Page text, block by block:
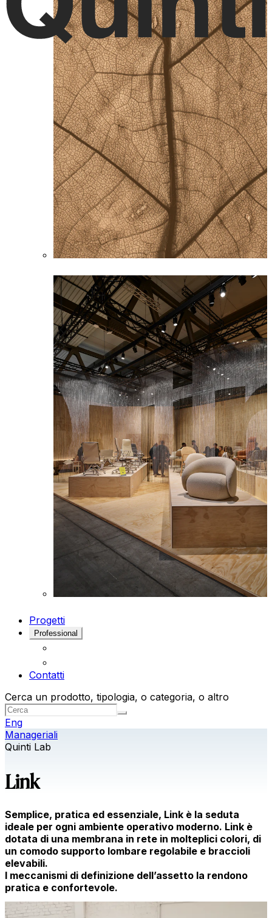
Progetti
Professional
Contatti
Cerca un prodotto, tipologia, o categoria, o altro
Eng
Manageriali
Quinti Lab
Link
Semplice, pratica ed essenziale, Link è la seduta
ideale per ogni ambiente operativo moderno. Link è
dotata di una membrana in rete in molteplici colori, di
un comodo supporto lombare regolabile e braccioli
elevabili.
I meccanismi di definizione dell’assetto la rendono
pratica e confortevole.